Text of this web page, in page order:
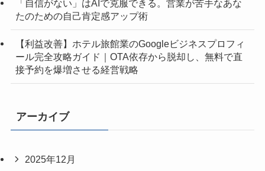
「自信がない」はAIで克服できる。営業が苦手なあな
たのための自己肯定感アップ術
【利益改善】ホテル旅館業のGoogleビジネスプロフィ
ール完全攻略ガイド｜OTA依存から脱却し、無料で直
接予約を爆増させる経営戦略
アーカイブ
2025年12月